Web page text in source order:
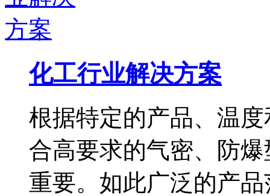
化工行业解决方案
根据特定的产品、温
合高要求的气密、防
重要。如此广泛的产